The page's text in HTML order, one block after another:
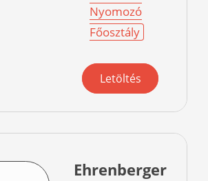
Nyomozó
Főosztály
Letöltés
Ehrenberger